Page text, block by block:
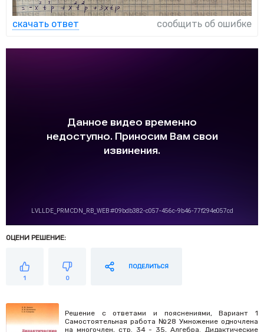
скачать ответ сообщить об ошибке
ОЦЕНИ РЕШЕНИЕ:
1 0
ПОДЕЛИТЬСЯ
Решение с ответами и пояснениями, Вариант 1
Самостоятельная работа №28 Умножение одночлена
на многочлен, стр. 34 - 35, Алгебра. Дидактические